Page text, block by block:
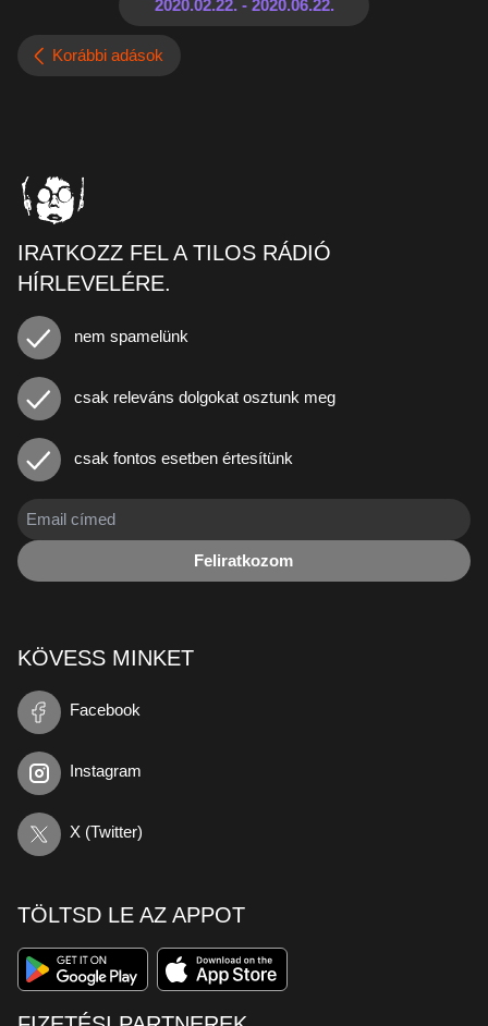
Korábbi adások
IRATKOZZ FEL A TILOS RÁDIÓ
HÍRLEVELÉRE.
nem spamelünk
csak releváns dolgokat osztunk meg
csak fontos esetben értesítünk
Feliratkozom
KÖVESS MINKET
Facebook
Instagram
X (Twitter)
TÖLTSD LE AZ APPOT